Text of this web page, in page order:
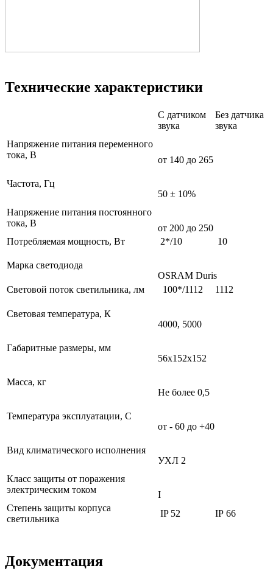
Технические характеристики
С датчиком
звука
Без датчика
звука
Напряжение питания переменного
тока, В
от 140 до 265
Частота, Гц
50 ± 10%
Напряжение питания постоянного
тока, В
от 200 до 250
Потребляемая мощность, Вт
2*/10 10
Марка светодиода
OSRAM Duris
Световой поток светильника, лм
100*/1112 1112
Световая температура, К
4000, 5000
Габаритные размеры, мм
56х152х152
Масса, кг
Не более 0,5
Температура эксплуатации, С
от - 60 до +40
Вид климатического исполнения
УХЛ 2
Класс защиты от поражения
электрическим током
I
Степень защиты корпуса
светильника
IP 52 IP 66
Документация